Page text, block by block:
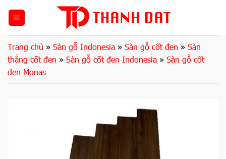
dungTrang chủ » Sàn gỗ Indonesia » Sàn gỗ cốt đen » Sàn
thẳng cốt đen » Sàn gỗ cốt đen Indonesia » Sàn gỗ cốt
đen Monas